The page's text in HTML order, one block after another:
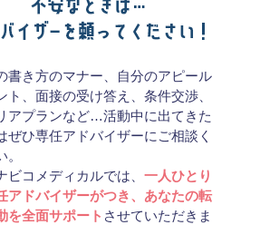
書き方のマナー、自分のアピール
ト、面接の受け答え、条件交渉、
アプランなど…活動中に出てきた
ぜひ専任アドバイザーにご相談く
ビコメディカルでは、 一人ひとり
アドバイザーがつき、あなたの転
を全面サポート させていただきま